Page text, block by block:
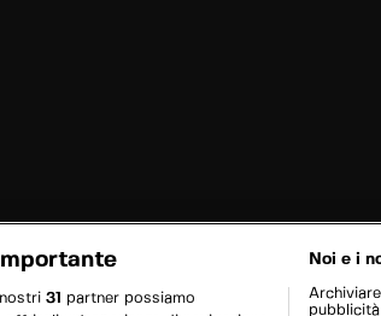
31
partner possiamo
Noi e i